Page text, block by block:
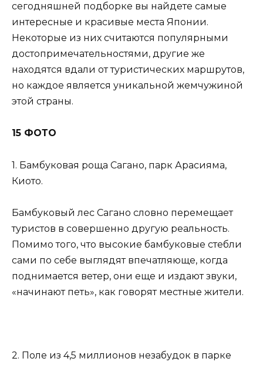
сегодняшней подборке вы найдете самые
интересные и красивые места Японии.
Некоторые из них считаются популярными
достопримечательностями, другие же
находятся вдали от туристических маршрутов,
но каждое является уникальной жемчужиной
этой страны.
15 ФОТО
1. Бамбуковая роща Сагано, парк Арасияма,
Киото.
Бамбуковый лес Сагано словно перемещает
туристов в совершенно другую реальность.
Помимо того, что высокие бамбуковые стебли
сами по себе выглядят впечатляюще, когда
поднимается ветер, они еще и издают звуки,
«начинают петь», как говорят местные жители.
2. Поле из 4,5 миллионов незабудок в парке